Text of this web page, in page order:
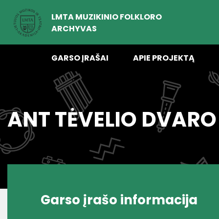
LMTA MUZIKINIO FOLKLORO
ARCHYVAS
GARSO ĮRAŠAI APIE PROJEKTĄ
ANT TĖVELIO DVARO
Garso įrašo informacija